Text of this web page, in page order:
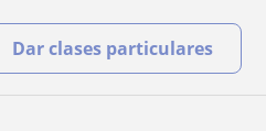
Dar clases particulares